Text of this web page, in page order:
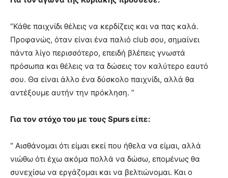
“Κάθε παιχνίδι θέλεις να κερδίζεις και να πας καλά.
Προφανώς, όταν είναι ένα παλιό club σου, σημαίνει
πάντα λίγο περισσότερο, επειδή βλέπεις γνωστά
πρόσωπα και θέλεις να τα δώσεις τον καλύτερο εαυτό
σου. Θα είναι άλλο ένα δύσκολο παιχνίδι, αλλά θα
αντέξουμε αυτήν την πρόκληση. ”
Για τον στόχο του με τους Spurs είπε:
“ Αισθάνομαι ότι είμαι εκεί που ήθελα να είμαι, αλλά
νιώθω ότι έχω ακόμα πολλά να δώσω, επομένως θα
συνεχίσω να εργάζομαι και να βελτιώνομαι. Και ο